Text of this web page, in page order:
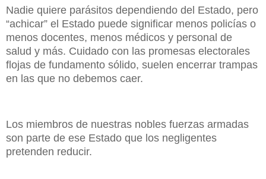
Nadie quiere parásitos dependiendo del Estado, pero
“achicar” el Estado puede significar menos policías o
menos docentes, menos médicos y personal de
salud y más. Cuidado con las promesas electorales
flojas de fundamento sólido, suelen encerrar trampas
en las que no debemos caer.
Los miembros de nuestras nobles fuerzas armadas
son parte de ese Estado que los negligentes
pretenden reducir.